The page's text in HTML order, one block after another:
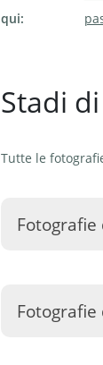
qui:
Stadi
Tutte le
Fotografie